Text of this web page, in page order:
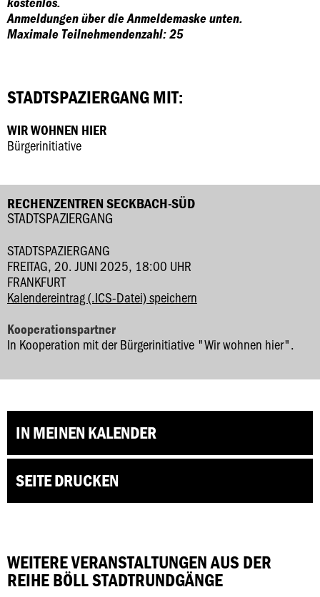
Anmeldungen über die Anmeldemaske unten.
Maximale Teilnehmendenzahl: 25
STADTSPAZIERGANG MIT:
WIR WOHNEN HIER
Bürgerinitiative
RECHENZENTREN SECKBACH-SÜD
STADTSPAZIERGANG
STADTSPAZIERGANG
FREITAG, 20. JUNI 2025, 18:00 UHR
FRANKFURT
Kalendereintrag (.ICS-Datei) speichern
Kooperationspartner
In Kooperation mit der Bürgerinitiative "Wir wohnen hier".
IN MEINEN KALENDER
SEITE DRUCKEN
WEITERE VERANSTALTUNGEN AUS DER
REIHE BÖLL STADTRUNDGÄNGE